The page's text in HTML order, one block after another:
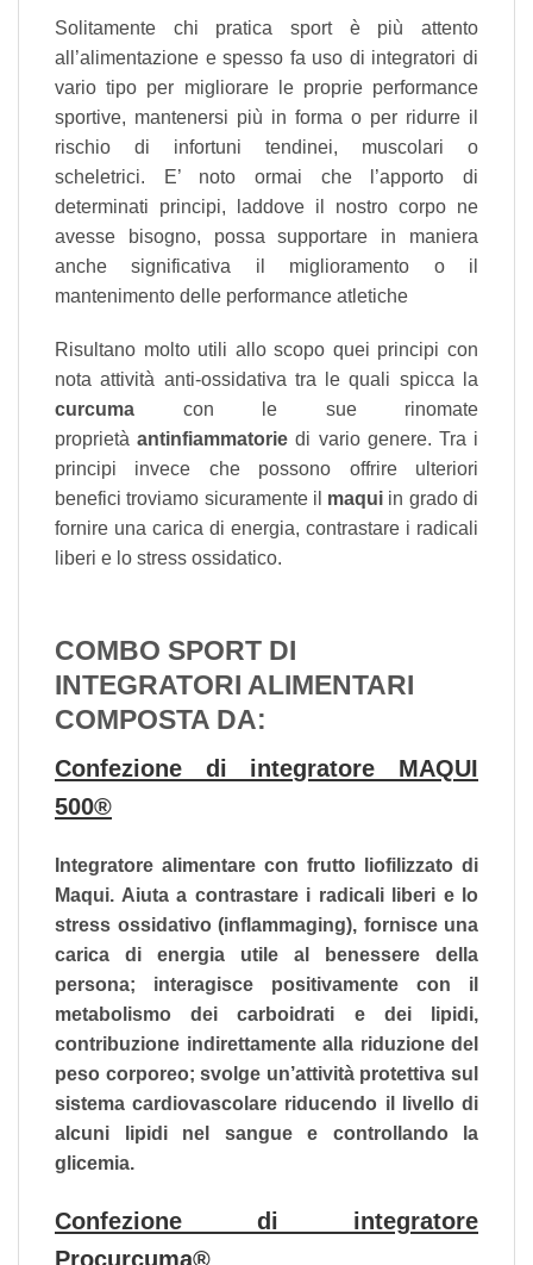
Solitamente chi pratica sport è più attento
all’alimentazione e spesso fa uso di integratori di
vario tipo per migliorare le proprie performance
sportive, mantenersi più in forma o per ridurre il
rischio di infortuni tendinei, muscolari o
scheletrici. E’ noto ormai che l’apporto di
determinati principi, laddove il nostro corpo ne
avesse bisogno, possa supportare in maniera
anche significativa il miglioramento o il
mantenimento delle performance atletiche
Risultano molto utili allo scopo quei principi con
nota attività anti-ossidativa tra le quali spicca la
curcuma con le sue rinomate
proprietàantinfiammatorie di vario genere. Tra i
principi invece che possono offrire ulteriori
benefici troviamo sicuramente il maqui in grado di
fornire una carica di energia, contrastare i radicali
liberi e lo stress ossidatico.
COMBO SPORT DI
INTEGRATORI ALIMENTARI
COMPOSTA DA:
Confezione di integratore MAQUI
500®
Integratore alimentare con frutto liofilizzato di
Maqui. Aiuta a contrastare i radicali liberi e lo
stress ossidativo (inflammaging), fornisce una
carica di energia utile al benessere della
persona; interagisce positivamente con il
metabolismo dei carboidrati e dei lipidi,
contribuzione indirettamente alla riduzione del
peso corporeo; svolge un’attività protettiva sul
sistema cardiovascolare riducendo il livello di
alcuni lipidi nel sangue e controllando la
glicemia.
Confezione di integratore
Procurcuma®